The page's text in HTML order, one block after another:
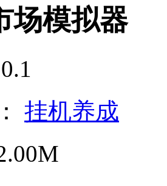
场模拟器
挂机养成